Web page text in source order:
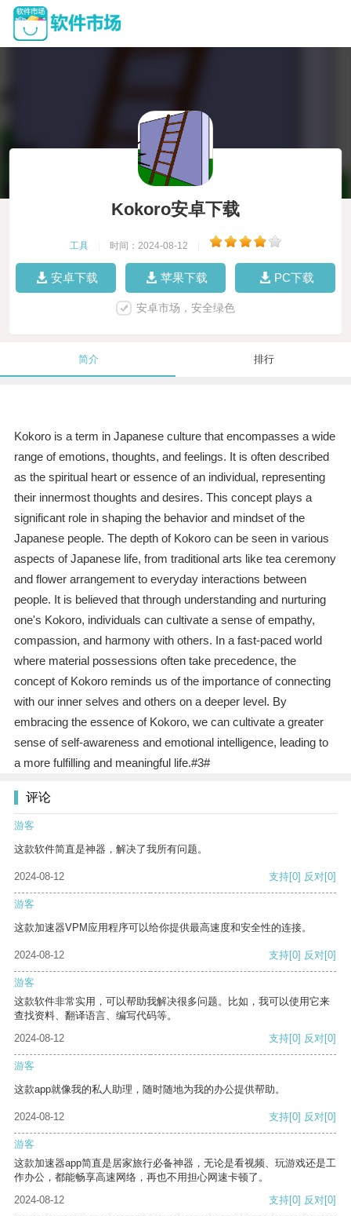
Kokoro安卓下载
工具 时间：2024-08-12
安卓下载 苹果下载 PC下载
安卓市场，安全绿色
简介 排行
Kokoro is a term in Japanese culture that encompasses a wide
range of emotions, thoughts, and feelings. It is often described
as the spiritual heart or essence of an individual, representing
their innermost thoughts and desires. This concept plays a
significant role in shaping the behavior and mindset of the
Japanese people. The depth of Kokoro can be seen in various
aspects of Japanese life, from traditional arts like tea ceremony
and flower arrangement to everyday interactions between
people. It is believed that through understanding and nurturing
one's Kokoro, individuals can cultivate a sense of empathy,
compassion, and harmony with others. In a fast-paced world
where material possessions often take precedence, the
concept of Kokoro reminds us of the importance of connecting
with our inner selves and others on a deeper level. By
embracing the essence of Kokoro, we can cultivate a greater
sense of self-awareness and emotional intelligence, leading to
a more fulfilling and meaningful life.#3#
评论
游客
这款软件简直是神器，解决了我所有问题。
2024-08-12 支持[0] 反对[0]
游客
这款加速器VPM应用程序可以给你提供最高速度和安全性的连接。
2024-08-12 支持[0] 反对[0]
游客
这款软件非常实用，可以帮助我解决很多问题。比如，我可以使用它来
查找资料、翻译语言、编写代码等。
2024-08-12
支持[0] 反对[0]
游客
这款app就像我的私人助理，随时随地为我的办公提供帮助。
2024-08-12 支持[0] 反对[0]
游客
这款加速器app简直是居家旅行必备神器，无论是看视频、玩游戏还是工
作办公，都能畅享高速网络，再也不用担心网速卡顿了。
2024-08-12
支持[0] 反对[0]